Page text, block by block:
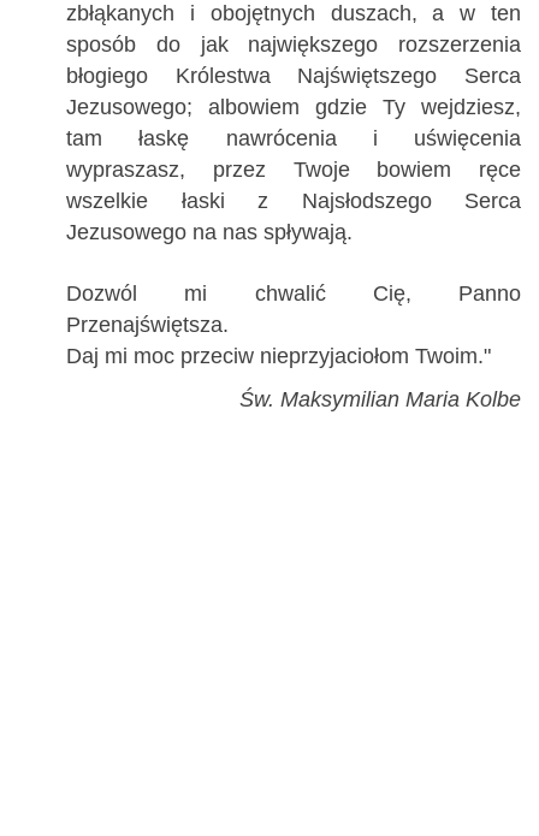
zbłąkanych i obojętnych duszach, a w ten
sposób do jak największego rozszerzenia
błogiego Królestwa Najświętszego Serca
Jezusowego; albowiem gdzie Ty wejdziesz,
tam łaskę nawrócenia i uświęcenia
wypraszasz, przez Twoje bowiem ręce
wszelkie łaski z Najsłodszego Serca
Jezusowego na nas spływają.
Dozwól mi chwalić Cię, Panno
Przenajświętsza.
Daj mi moc przeciw nieprzyjaciołom Twoim."
Św. Maksymilian Maria Kolbe